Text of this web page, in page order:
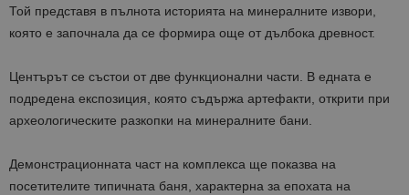
Той представя в пълнота историята на минералните извори,
която е започнала да се формира още от дълбока древност.
Центърът се състои от две функционални части. В едната е
подредена експозиция, която съдържа артефакти, открити при
археологическите разкопки на минералните бани.
Демонстрационната част на комплекса ще показва на
посетителите типичната баня, характерна за епохата на